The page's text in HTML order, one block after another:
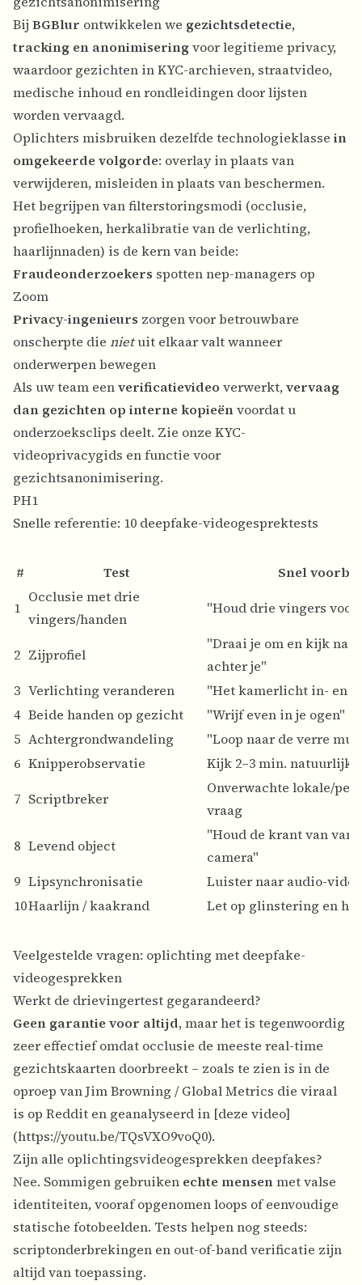
Bij BGBlur ontwikkelen we gezichtsdetectie,
tracking en anonimiseringvoor legitieme privacy,
waardoor gezichten in KYC-archieven, straatvideo,
medische inhoud en rondleidingen door lijsten
worden vervaagd.
Oplichters misbruiken dezelfde technologieklasse in
omgekeerde volgorde: overlay in plaats van
verwijderen, misleiden in plaats van beschermen.
Het begrijpen van filterstoringsmodi (occlusie,
profielhoeken, herkalibratie van de verlichting,
haarlijnnaden) is de kern van beide:
Fraudeonderzoekers spotten nep-managers op
Zoom
Privacy-ingenieurs zorgen voor betrouwbare
onscherpte die nietuit elkaar valt wanneer
onderwerpen bewegen
Als uw team eenverificatievideo verwerkt,vervaag
dan gezichten op interne kopieënvoordat u
onderzoeksclips deelt. Zie onze KYC-
videoprivacygids enfunctie voor
gezichtsanonimisering.
PH1
Snelle referentie: 10 deepfake-videogesprektests
# Test
Snel
1
Occlusie met drie
vingers/handen
"Houd drie vingers
2 Zijprofiel
"Draai je om en kijk
achter je"
3 Verlichting veranderen
"Het kamerlicht in- en
4 Beide handen op gezicht
"Wrijf even in je ogen"
5 Achtergrondwandeling
"Loop naar de verre
6 Knipperobservatie
Kijk 2–3 min. natuurlijk
7 Scriptbreker
Onverwachte lokale/
vraag
8 Levend object
"Houd de krant van
camera"
9 Lipsynchronisatie
Luister naar audio-
10Haarlijn / kaakrand Let op glinstering en
Veelgestelde vragen: oplichting met deepfake-
videogesprekken
Werkt de drievingertest gegarandeerd?
Geen garantie voor altijd, maar het is tegenwoordig
zeer effectief omdat occlusie de meeste real-time
gezichtskaarten doorbreekt – zoals te zien is in de
oproep van Jim Browning / Global Metrics die viraal
is op Reddit en geanalyseerd in [deze video]
(https://youtu.be/TQsVXO9voQ0).
Zijn alle oplichtingsvideogesprekken deepfakes?
Nee. Sommigen gebruiken echte mensenmet valse
identiteiten, vooraf opgenomen loops of eenvoudige
statische fotobeelden. Tests helpen nog steeds:
scriptonderbrekingen en out-of-band verificatie zijn
altijd van toepassing.